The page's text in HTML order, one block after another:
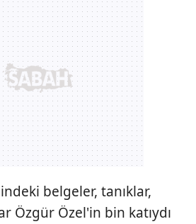
belgeler, tanıklar,
Özgür Özel'in bin katıydı